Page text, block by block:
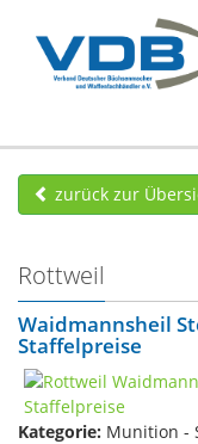
zurück zur
Rottweil
Waidmannsheil
Staffelpreise
Kategorie: Munition -